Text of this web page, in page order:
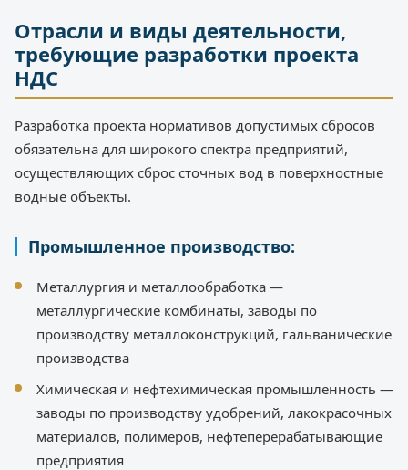
Отрасли и виды деятельности,
требующие разработки проекта
НДС
Разработка проекта нормативов допустимых сбросов
обязательна для широкого спектра предприятий,
осуществляющих сброс сточных вод в поверхностные
водные объекты.
Промышленное производство:
Металлургия и металлообработка —
металлургические комбинаты, заводы по
производству металлоконструкций, гальванические
производства
Химическая и нефтехимическая промышленность —
заводы по производству удобрений, лакокрасочных
материалов, полимеров, нефтеперерабатывающие
предприятия